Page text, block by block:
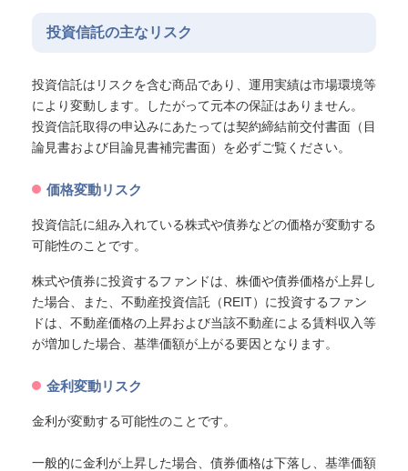
投資信託の主なリスク
投資信託はリスクを含む商品であり、運用実績は市場環境等
により変動します。したがって元本の保証はありません。
投資信託取得の申込みにあたっては契約締結前交付書面（目
論見書および目論見書補完書面）を必ずご覧ください。
価格変動リスク
投資信託に組み入れている株式や債券などの価格が変動する
可能性のことです。
株式や債券に投資するファンドは、株価や債券価格が上昇し
た場合、また、不動産投資信託（REIT）に投資するファン
ドは、不動産価格の上昇および当該不動産による賃料収入等
が増加した場合、基準価額が上がる要因となります。
金利変動リスク
金利が変動する可能性のことです。
一般的に金利が上昇した場合、債券価格は下落し、基準価額